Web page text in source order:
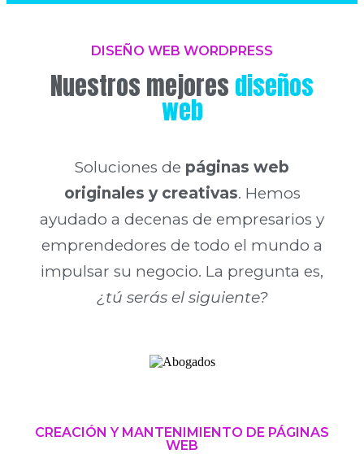
DISEÑO WEB WORDPRESS
Nuestros mejores diseños
web
Soluciones de páginas web
originales y creativas. Hemos
ayudado a decenas de empresarios y
emprendedores de todo el mundo a
impulsar su negocio. La pregunta es,
¿tú serás el siguiente?
CREACIÓN Y MANTENIMIENTO DE PÁGINAS
WEB